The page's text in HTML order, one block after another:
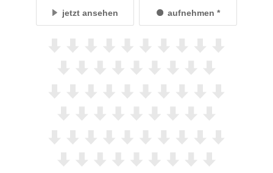
jetzt ansehen aufnehmen